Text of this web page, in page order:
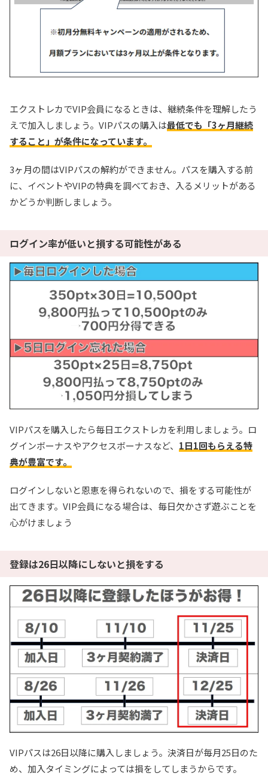
エクストレカでVIP会員になるときは、継続条件を理解したう
えで加入しましょう。VIPパスの購入は最低でも「3ヶ月継続
すること」が条件になっています。
3ヶ月の間はVIPパスの解約ができません。パスを購入する前
に、イベントやVIPの特典を調べておき、入るメリットがある
かどうか判断しましょう。
ログイン率が低いと損する可能性がある
VIPパスを購入したら毎日エクストレカを利用しましょう。ロ
グインボーナスやアクセスボーナスなど、 1日1回もらえる特
典が豊富です。
ログインしないと恩恵を得られないので、損をする可能性が
出てきます。VIP会員になる場合は、毎日欠かさず遊ぶことを
心がけましょう
登録は26日以降にしないと損をする
VIPパスは26日以降に購入しましょう。決済日が毎月25日のた
め、加入タイミングによっては損をしてしまうからです。